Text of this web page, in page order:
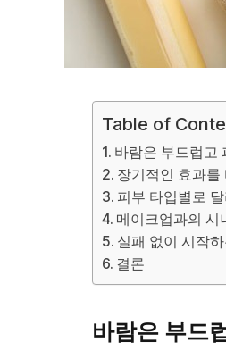
Table of
바람은 부드럽고
장기적인 효과를
피부 타입별로
메이크업과의 시
실패 없이 시작
결론
바람은 부드